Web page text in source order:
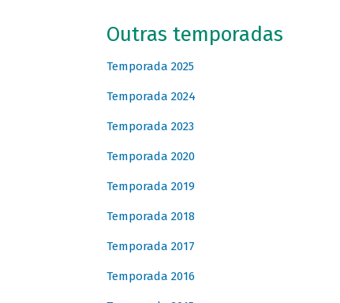
Outras temporadas
Temporada 2025
Temporada 2024
Temporada 2023
Temporada 2020
Temporada 2019
Temporada 2018
Temporada 2017
Temporada 2016